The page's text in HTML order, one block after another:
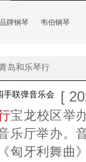
品牌钢琴 韦伯钢琴
岛和乐琴行
手联弹音乐会 [
宝龙校区举
乐厅举办。
匈牙利舞曲